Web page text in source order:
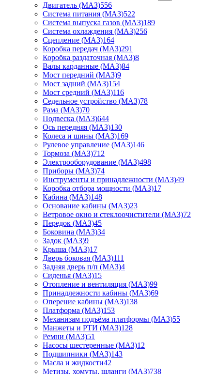
Двигатель (МАЗ)556
Система питания (МАЗ)522
Система выпуска газов (МАЗ)189
Система охлаждения (МАЗ)256
Сцепление (МАЗ)164
Коробка передач (МАЗ)291
Коробка раздаточная (МАЗ)8
Валы карданные (МАЗ)84
Мост передний (МАЗ)9
Мост задний (МАЗ)154
Мост средний (МАЗ)116
Седельное устройство (МАЗ)78
Рама (МАЗ)70
Подвеска (МАЗ)644
Ось передняя (МАЗ)130
Колеса и шины (МАЗ)169
Рулевое управление (МАЗ)146
Тормоза (МАЗ)712
Электрооборудование (МАЗ)498
Приборы (МАЗ)74
Инструменты и принадлежности (МАЗ)49
Коробка отбора мощности (МАЗ)17
Кабина (МАЗ)148
Основание кабины (МАЗ)23
Ветровое окно и стеклоочистители (МАЗ)72
Передок (МАЗ)45
Боковина (МАЗ)34
Задок (МАЗ)9
Крыша (МАЗ)17
Дверь боковая (МАЗ)111
Задняя дверь п/п (МАЗ)4
Сиденья (МАЗ)15
Отопление и вентиляция (МАЗ)99
Принадлежности кабины (МАЗ)69
Оперение кабины (МАЗ)138
Платформа (МАЗ)153
Механизам подъёма платформы (МАЗ)55
Манжеты и РТИ (МАЗ)128
Ремни (МАЗ)51
Насосы шестеренные (МАЗ)12
Подшипники (МАЗ)143
Масла и жидкости42
Метизы, хомуты, шланги (МАЗ)738